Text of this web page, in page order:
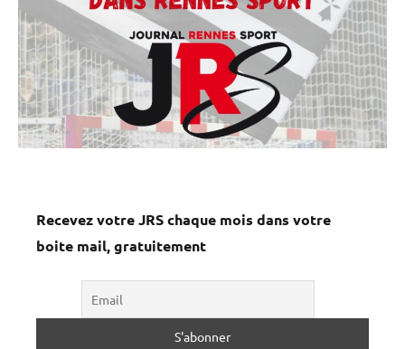
Recevez votre JRS chaque mois dans votre
boite mail, gratuitement